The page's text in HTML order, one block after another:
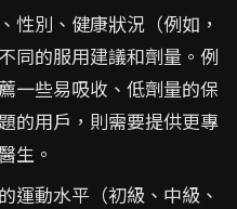
性別、健康狀況（例如，
同的服用建議和劑量。例
一些易吸收、低劑量的保
的用戶，則需要提供更專
生。
運動水平（初級、中級、